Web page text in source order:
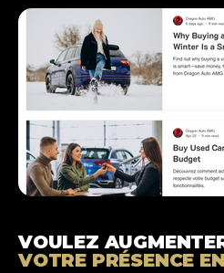
VOULEZ
VOTRE PRÉSENCE